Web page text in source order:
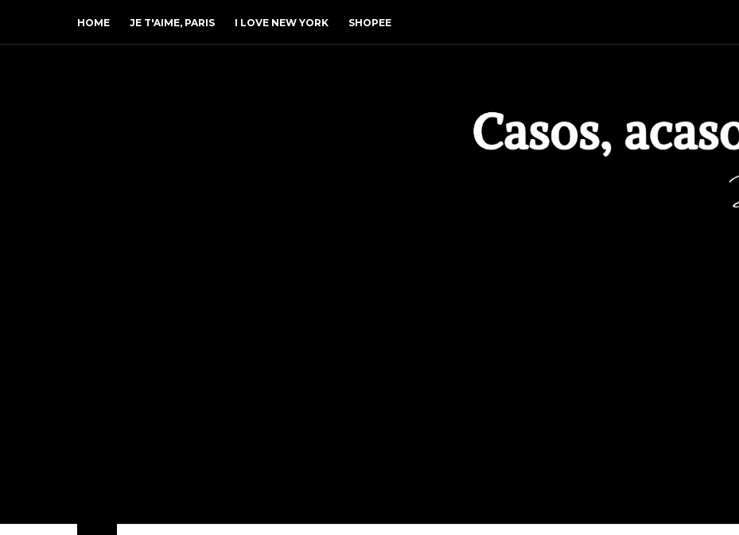
HOME JE T'AIME, PARIS I LOVE NEW YORK SHOPEE